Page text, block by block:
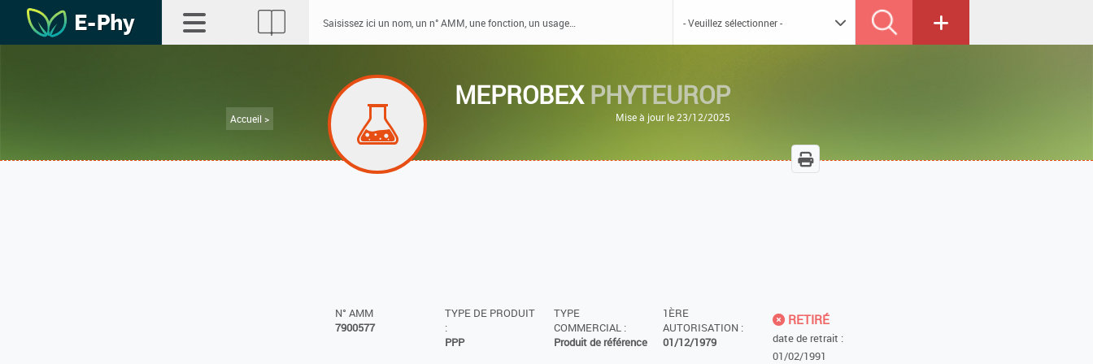
Accueil >
MEPROBEXPHYTEUROP
Mise à jour le 23/12/2025
N° AMM
7900577
TYPE DE PRODUIT
:
PPP
TYPE
COMMERCIAL :
Produit de référence
1ÈRE
AUTORISATION :
01/12/1979
RETIRÉ
date de retrait :
01/02/1991